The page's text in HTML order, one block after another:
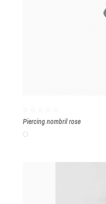
Piercing nombril rose
Blanc